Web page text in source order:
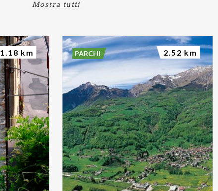
Mostra tutti
1.18 km PARCHI 2.52 km